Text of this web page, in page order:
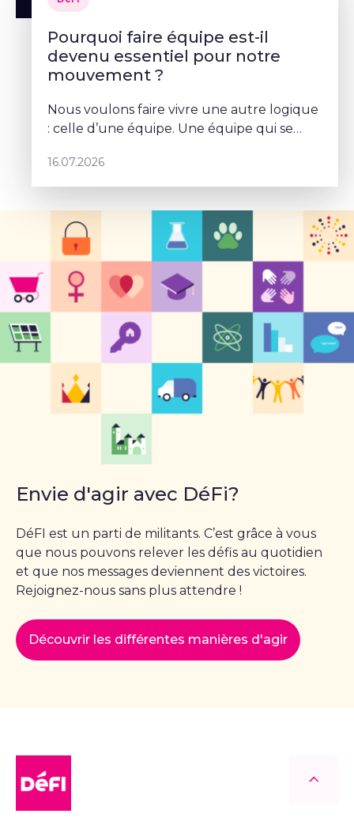
Pourquoi faire équipe est-il
devenu essentiel pour notre
mouvement ?
Nous voulons faire vivre une autre logique
: celle d’une équipe. Une équipe qui se
projet commun – Sophie Rohonyi
16.07.2026
Envie d'agir avec DéFi?
DéFI est un parti de militants. C’est grâce à vous
que nous pouvons relever les défis au quotidien
et que nos messages deviennent des victoires.
Rejoignez-nous sans plus attendre !
Découvrir les différentes manières d'agir